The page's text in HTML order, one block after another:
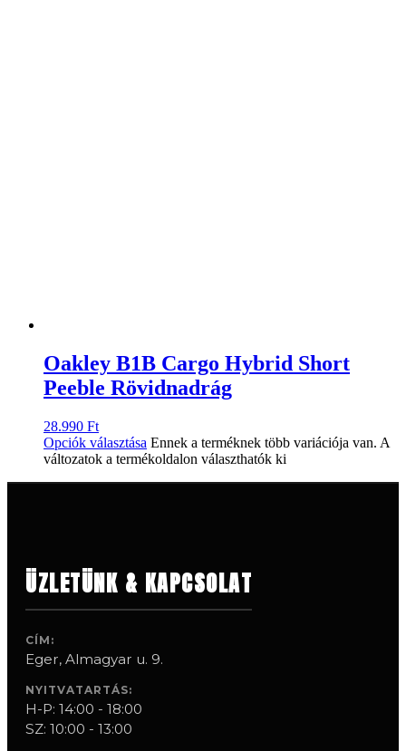
Oakley B1B Cargo Hybrid Short
Peeble Rövidnadrág
28.990 Ft
Opciók választása Ennek a terméknek több variációja van. A
változatok a termékoldalon választhatók ki
ÜZLETÜNK & KAPCSOLAT
CÍM:
Eger, Almagyar u. 9.
NYITVATARTÁS:
H-P: 14:00 - 18:00
SZ: 10:00 - 13:00